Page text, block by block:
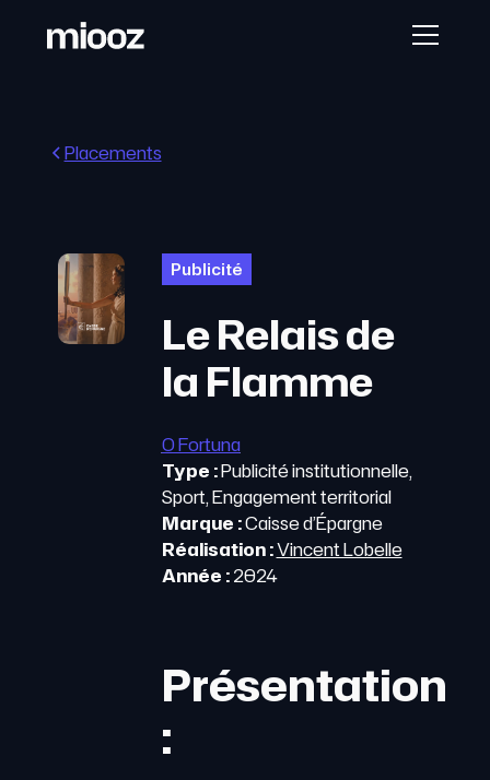
Placements
Publicité
Le Relais de
la Flamme
O Fortuna
Type :Publicité institutionnelle,
Sport, Engagement territorial
Marque :Caisse d’Épargne
Réalisation :Vincent Lobelle
Année :2024
Présentation
: